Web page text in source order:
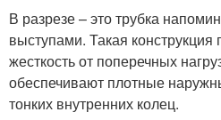
В разрезе – это трубка
выступами. Такая конструкция
жесткость от поперечных
обеспечивают плотные
тонких внутренних колец.